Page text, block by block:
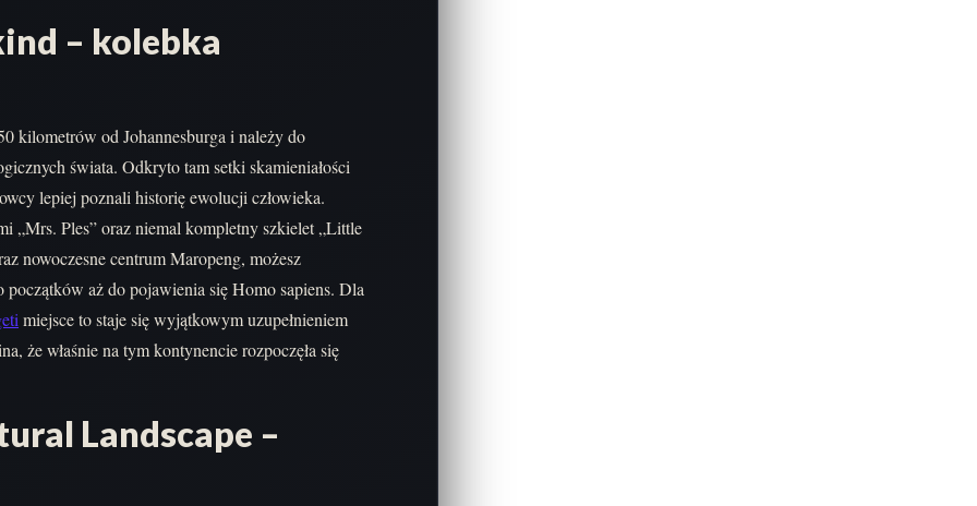
– kolebka
kilometrów od Johannesburga i należy do
świata. Odkryto tam setki skamieniałości
lepiej poznali historię ewolucji człowieka.
„Mrs. Ples” oraz niemal kompletny szkielet „Little
nowoczesne centrum Maropeng, możesz
aż do pojawienia się Homo sapiens. Dla
miejsce to staje się wyjątkowym uzupełnieniem
że właśnie na tym kontynencie rozpoczęła się
Landscape –